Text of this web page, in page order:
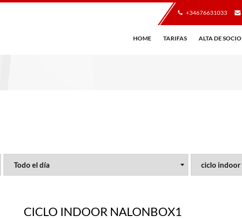
+34676631033
HOME TARIFAS ALTA DE SOCIO
CICLO INDOOR NALONBOX1